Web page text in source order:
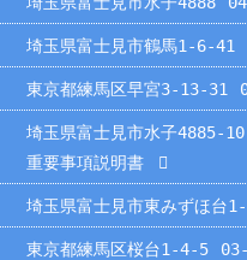
埼玉県富士見市鶴馬1-6-41
東京都練馬区早宮3-13-31
埼玉県富士見市水子4885-10
重要事項説明書
埼玉県富士見市東みずほ台
東京都練馬区桜台1-4-5